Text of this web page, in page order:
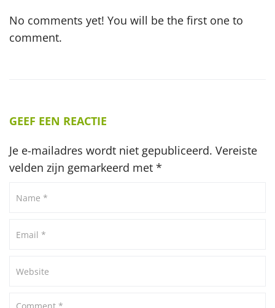
No comments yet! You will be the first one to
comment.
GEEF EEN REACTIE
Je e-mailadres wordt niet gepubliceerd. Vereiste
velden zijn gemarkeerd met *